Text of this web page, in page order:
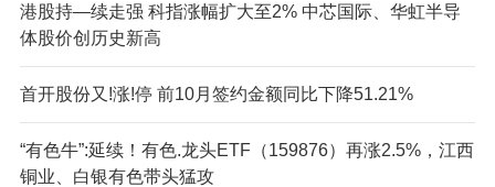
港股持—续走强 科指涨幅扩大至2% 中芯国际、华虹半导
体股价创历史新高
首开股份又!涨!停 前10月签约金额同比下降51.21%
“有色牛”:延续！有色.龙头ETF（159876）再涨2.5%，江西
铜业、白银有色带头猛攻